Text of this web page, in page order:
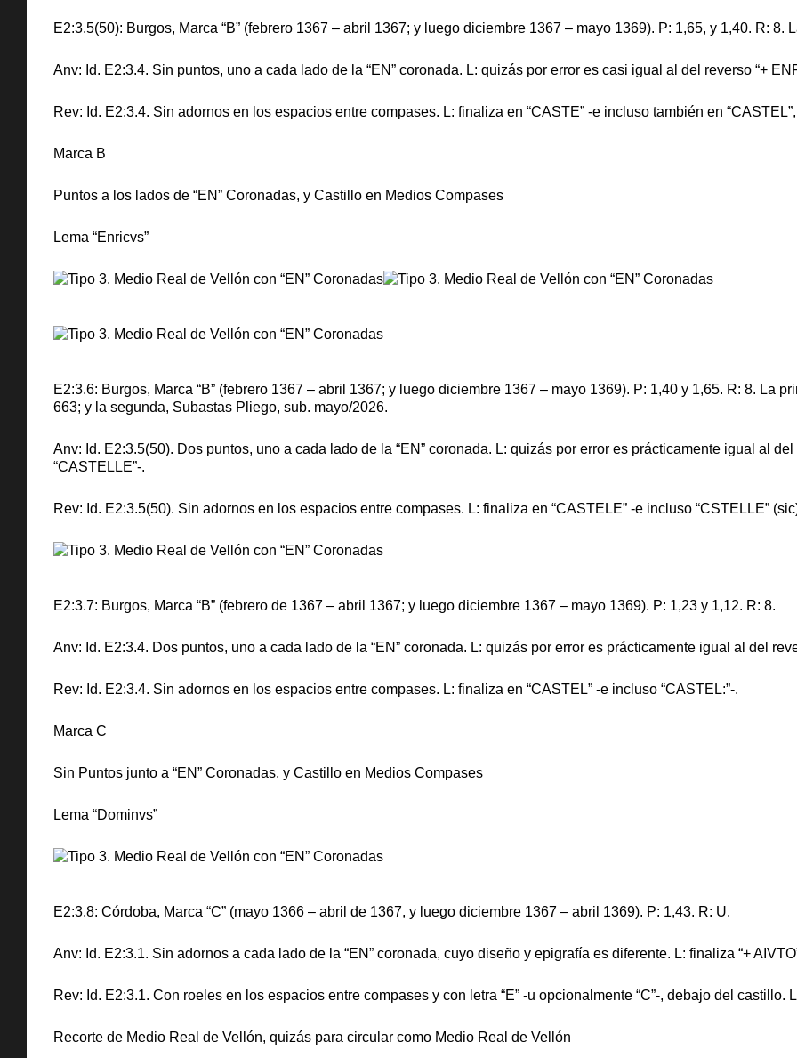
E2:3.5(50): Burgos, Marca “B” (febrero 1367 – abril 1367; y luego diciembre 1367 – mayo 1369). P: 1,65, y 1,40. R:
Anv: Id. E2:3.4. Sin puntos, uno a cada lado de la “EN” coronada. L: quizás por error es casi igual al del reverso “+
Rev: Id. E2:3.4. Sin adornos en los espacios entre compases. L: finaliza en “CASTE” -e incluso también en “CASTEL”,
Marca B
Puntos a los lados de “EN” Coronadas, y Castillo en Medios Compases
Lema “Enricvs”
E2:3.6: Burgos, Marca “B” (febrero 1367 – abril 1367; y luego diciembre 1367 – mayo 1369). P: 1,40 y 1,65. R: 8. La
663; y la segunda, Subastas Pliego, sub. mayo/2026.
Anv: Id. E2:3.5(50). Dos puntos, uno a cada lado de la “EN” coronada. L: quizás por error es prácticamente igual al
“CASTELLE”-.
Rev: Id. E2:3.5(50). Sin adornos en los espacios entre compases. L: finaliza en “CASTELE” -e incluso “CSTELLE”
E2:3.7: Burgos, Marca “B” (febrero de 1367 – abril 1367; y luego diciembre 1367 – mayo 1369). P: 1,23 y 1,12. R: 8.
Anv: Id. E2:3.4. Dos puntos, uno a cada lado de la “EN” coronada. L: quizás por error es prácticamente igual al del
Rev: Id. E2:3.4. Sin adornos en los espacios entre compases. L: finaliza en “CASTEL” -e incluso “CASTEL:”-.
Marca C
Sin Puntos junto a “EN” Coronadas, y Castillo en Medios Compases
Lema “Dominvs”
E2:3.8: Córdoba, Marca “C” (mayo 1366 – abril de 1367, y luego diciembre 1367 – abril 1369). P: 1,43. R: U.
Anv: Id. E2:3.1. Sin adornos a cada lado de la “EN” coronada, cuyo diseño y epigrafía es diferente. L: finaliza “+
Rev: Id. E2:3.1. Con roeles en los espacios entre compases y con letra “E” -u opcionalmente “C”-, debajo del castillo.
Recorte de Medio Real de Vellón, quizás para circular como Medio Real de Vellón